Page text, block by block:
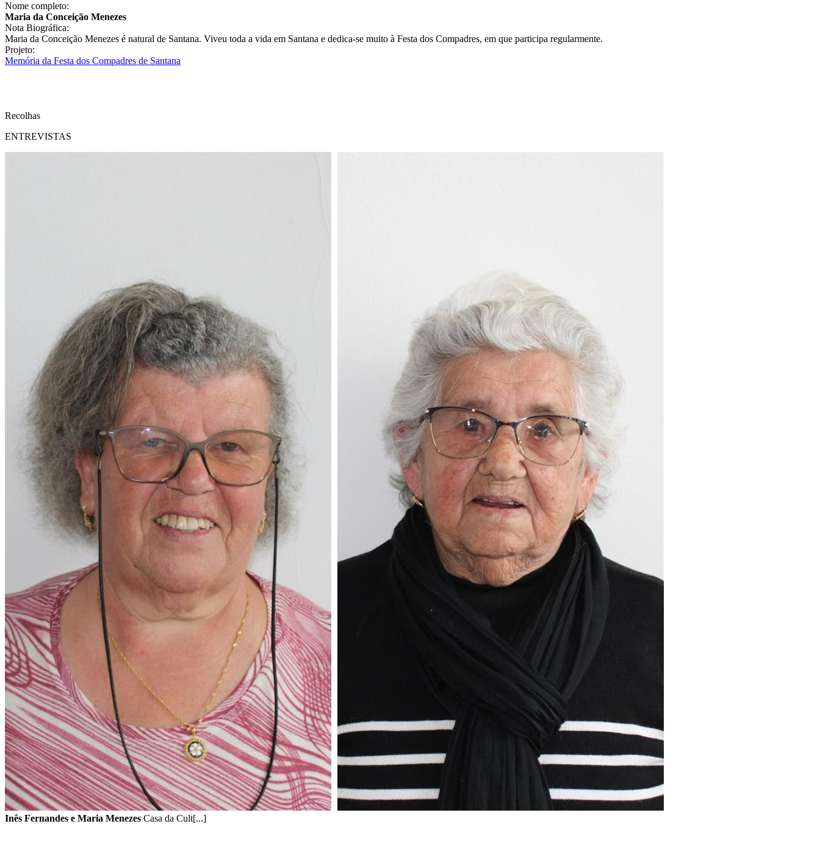
Nome completo:
Maria da Conceição Menezes
Nota Biográfica:
Maria da Conceição Menezes é natural de Santana. Viveu toda a vida em Santana e dedica-se muito à Festa dos Compadres, em que participa regularmente.
Projeto:
Memória da Festa dos Compadres de Santana
Recolhas
ENTREVISTAS
Inês Fernandes e Maria Menezes Casa da Cult[...]